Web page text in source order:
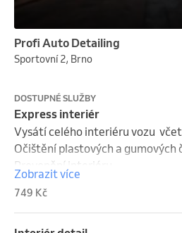
Profi Auto Detailing
Sportovní 2, Brno
DOSTUPNÉ SLUŽBY
Express interiér
Vysátí celého interiéru vozu
Očištění plastových a gumových
Provonění interiéru
Vyleštění vnitřních oken a
stínítka) 149,-
Cena 749 Kč
Zobrazit více
749 Kč